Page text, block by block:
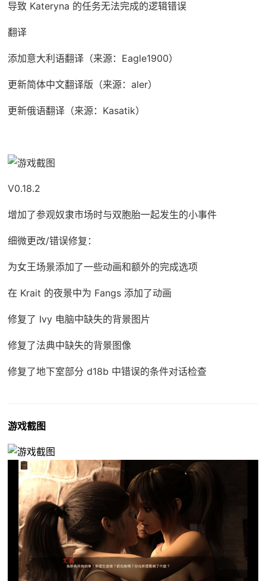
导致 Kateryna 的任务无法完成的逻辑错误
翻译
添加意大利语翻译（来源：Eagle1900）
更新简体中文翻译版（来源：aler）
更新俄语翻译（来源：Kasatik）
V0.18.2
增加了参观奴隶市场时与双胞胎一起发生的小事件
细微更改/错误修复：
为女王场景添加了一些动画和额外的完成选项
在 Krait 的夜景中为 Fangs 添加了动画
修复了 Ivy 电脑中缺失的背景图片
修复了法典中缺失的背景图像
修复了地下室部分 d18b 中错误的条件对话检查
游戏截图